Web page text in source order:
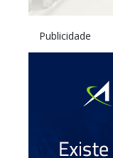
Publicidade